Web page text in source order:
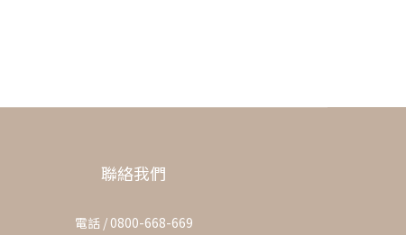
聯絡我們
電話 / 0800-668-669